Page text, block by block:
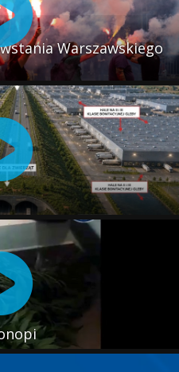
Warszawskiego